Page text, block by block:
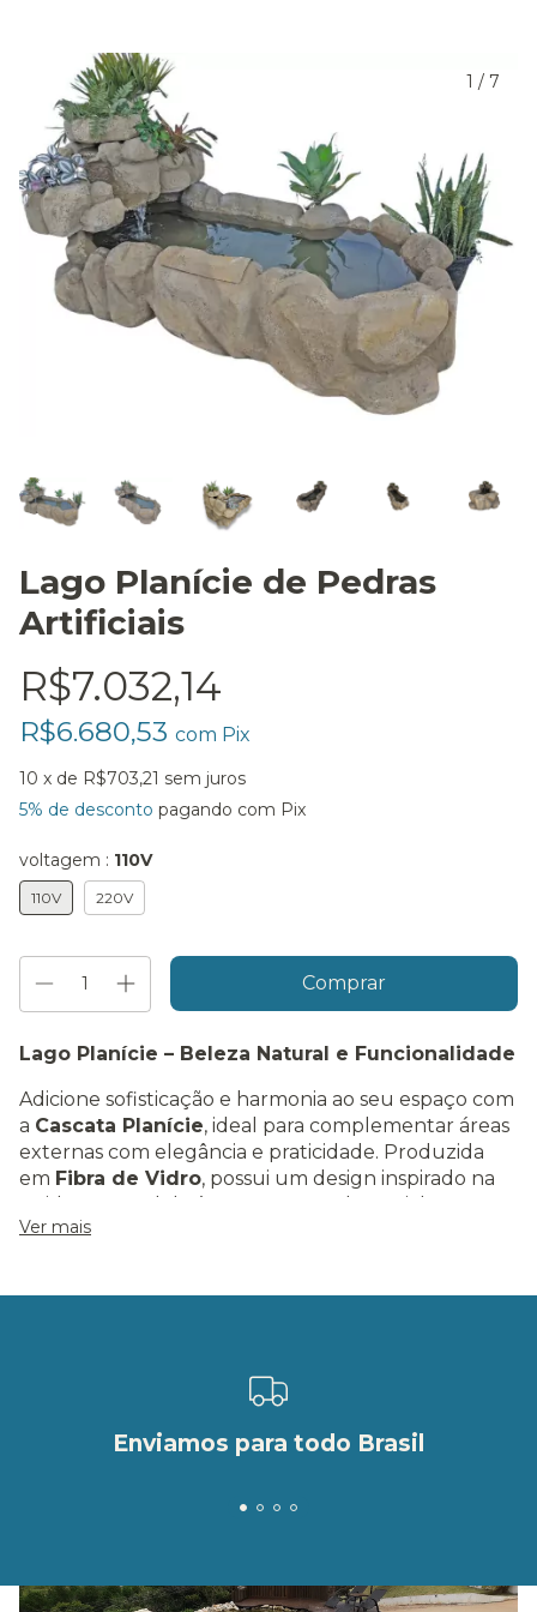
1 / 7
Lago Planície de Pedras
Artificiais
R$7.032,14
R$6.680,53 com Pix
10 x de R$703,21 sem juros
5% de desconto pagando com Pix
voltagem : 110V
110V 220V
Lago Planície – Beleza Natural e Funcionalidade
Adicione sofisticação e harmonia ao seu espaço com
a Cascata Planície, ideal para complementar áreas
externas com elegância e praticidade. Produzida
em Fibra de Vidro, possui um design inspirado na
fluidez natural da água, com quedas e nichos que
realçam a beleza do ambiente.
Especificações:
Ver mais
Enviamos para todo Brasil